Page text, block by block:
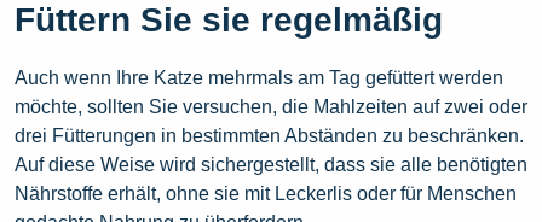
Füttern Sie sie regelmäßig
Auch wenn Ihre Katze mehrmals am Tag gefüttert werden
möchte, sollten Sie versuchen, die Mahlzeiten auf zwei oder
drei Fütterungen in bestimmten Abständen zu beschränken.
Auf diese Weise wird sichergestellt, dass sie alle benötigten
Nährstoffe erhält, ohne sie mit Leckerlis oder für Menschen